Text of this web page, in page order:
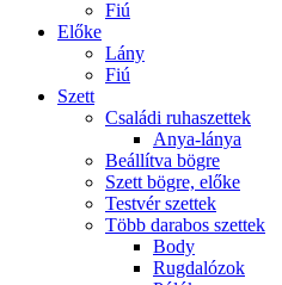
Fiú
Előke
Lány
Fiú
Szett
Családi ruhaszettek
Anya-lánya
Beállítva bögre
Szett bögre, előke
Testvér szettek
Több darabos szettek
Body
Rugdalózok